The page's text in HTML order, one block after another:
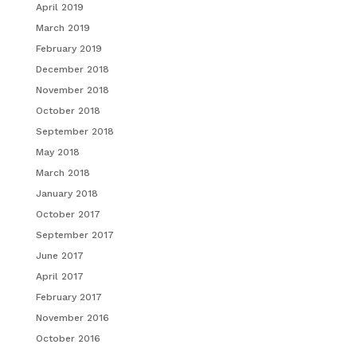
April 2019
March 2019
February 2019
December 2018
November 2018
October 2018
September 2018
May 2018
March 2018
January 2018
October 2017
September 2017
June 2017
April 2017
February 2017
November 2016
October 2016